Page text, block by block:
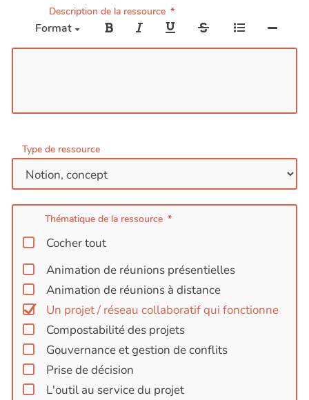
Description de la ressource
Format
Type de ressource
Thématique de la ressource
Cocher tout
Animation de réunions présentielles
Animation de réunions à distance
Un projet / réseau collaboratif qui fonctionne
Compostabilité des projets
Gouvernance et gestion de conflits
Prise de décision
L'outil au service du projet